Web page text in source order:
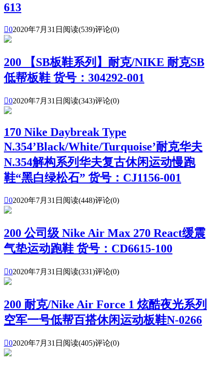
613
02020年7月31日 阅读(539)评论(0)
200 【SB板鞋系列】耐克/NIKE 耐克SB
低帮板鞋 货号：304292-001
02020年7月31日 阅读(343)评论(0)
170 Nike Daybreak Type
N.354’Black/White/Turquoise’耐克华夫
N.354解构系列华夫复古休闲运动慢跑
鞋“黑白绿松石” 货号：CJ1156-001
02020年7月31日 阅读(448)评论(0)
200 公司级 Nike Air Max 270 React缓震
气垫运动跑鞋 货号：CD6615-100
02020年7月31日 阅读(331)评论(0)
200 耐克/Nike Air Force 1 炫酷夜光系列
空军一号低帮百搭休闲运动板鞋N-0266
02020年7月31日 阅读(405)评论(0)